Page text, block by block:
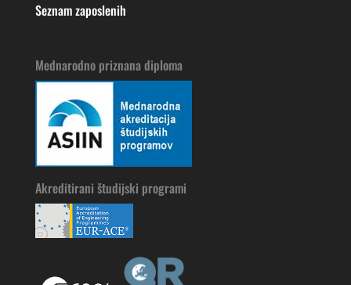
Seznam zaposlenih
Mednarodno priznana diploma
Akreditirani študijski programi